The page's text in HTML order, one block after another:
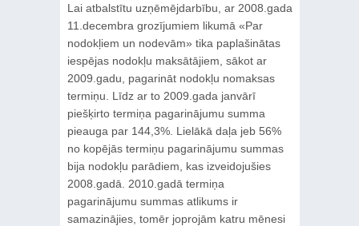
Lai atbalstītu uzņēmējdarbību, ar 2008.gada
11.decembra grozījumiem likumā «Par
nodokļiem un nodevām» tika paplašinātas
iespējas nodokļu maksātājiem, sākot ar
2009.gadu, pagarināt nodokļu nomaksas
termiņu. Līdz ar to 2009.gada janvārī
piešķirto termiņa pagarinājumu summa
pieauga par 144,3%. Lielākā daļa jeb 56%
no kopējās termiņu pagarinājumu summas
bija nodokļu parādiem, kas izveidojušies
2008.gadā. 2010.gadā termiņa
pagarinājumu summas atlikums ir
samazinājies, tomēr joprojām katru mēnesi